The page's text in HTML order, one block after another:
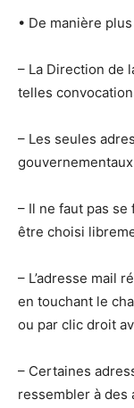
• De manière
– La Direction de
telles
– Les seules
– Il ne faut pas se
être choisi
– L’adresse mail
en touchant le
ou par clic droit
– Certaines
ressembler à des